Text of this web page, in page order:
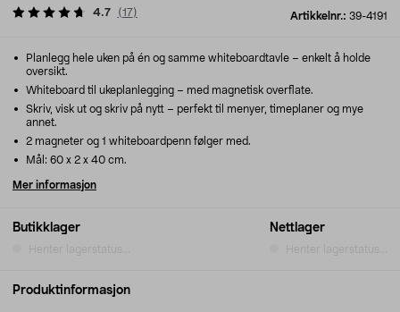
Artikkelnr.: 39-4191
4.7 (17)
Butikklager
Henter lagerstatus...
Nettlager
Henter lagerstatus...
Planlegg hele uken på én og samme whiteboardtavle – enkelt å holde
oversikt.
Whiteboard til ukeplanlegging – med magnetisk overflate.
Skriv, visk ut og skriv på nytt – perfekt til menyer, timeplaner og mye
annet.
2 magneter og 1 whiteboardpenn følger med.
Mål: 60 x 2 x 40 cm.
Mer informasjon
Produktinformasjon